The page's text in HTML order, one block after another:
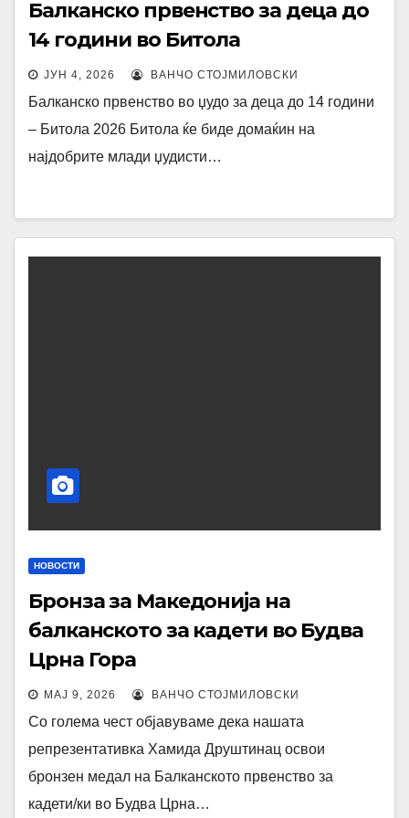
Балканско првенство за деца до
14 години во Битола
ЈУН 4, 2026 ВАНЧО СТОЈМИЛОВСКИ
Балканско првенство во џудо за деца до 14 години
– Битола 2026 Битола ќе биде домаќин на
најдобрите млади џудисти…
НОВОСТИ
Бронза за Македонија на
балканското за кадети во Будва
Црна Гора
МАЈ 9, 2026 ВАНЧО СТОЈМИЛОВСКИ
Со голема чест објавуваме дека нашата
репрезентативка Хамида Друштинац освои
бронзен медал на Балканското првенство за
кадети/ки во Будва Црна…